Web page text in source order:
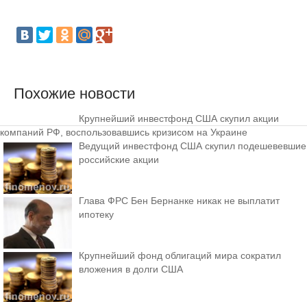
Похожие новости
Крупнейший инвестфонд США скупил акции
компаний РФ, воспользовавшись кризисом на Украине
Ведущий инвестфонд США скупил подешевевшие
российские акции
Глава ФРС Бен Бернанке никак не выплатит
ипотеку
Крупнейший фонд облигаций мира сократил
вложения в долги США